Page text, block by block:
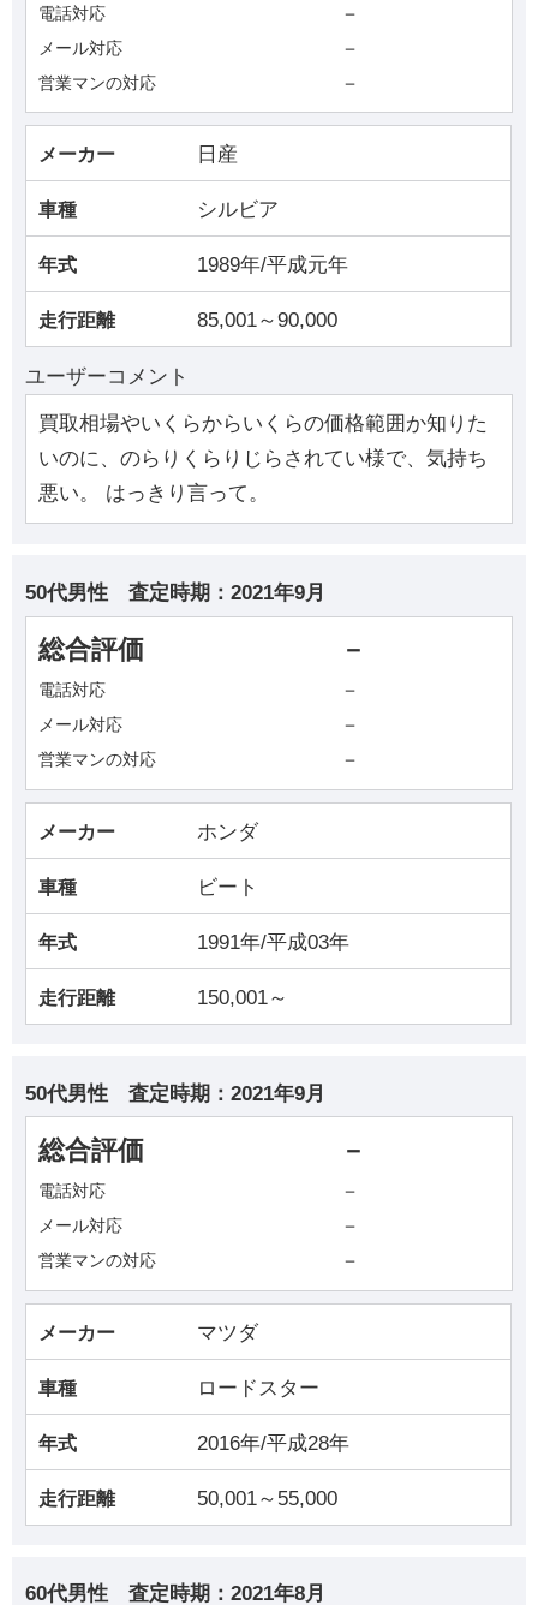
電話対応 －
メール対応 －
営業マンの対応 －
メーカー 日産
車種 シルビア
年式 1989年/平成元年
走行距離 85,001～90,000
ユーザーコメント
買取相場やいくらからいくらの価格範囲か知りた
いのに、のらりくらりじらされてい様で、気持ち
悪い。 はっきり言って。
50代男性 査定時期： 2021年9月
総合評価 －
電話対応 －
メール対応 －
営業マンの対応 －
メーカー ホンダ
車種 ビート
年式 1991年/平成03年
走行距離 150,001～
50代男性 査定時期： 2021年9月
総合評価 －
電話対応 －
メール対応 －
営業マンの対応 －
メーカー マツダ
車種 ロードスター
年式 2016年/平成28年
走行距離 50,001～55,000
60代男性 査定時期： 2021年8月